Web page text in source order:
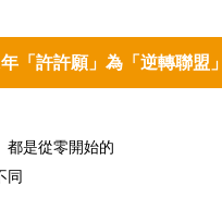
年「許許願」為「逆轉聯盟
是從零開始的
同